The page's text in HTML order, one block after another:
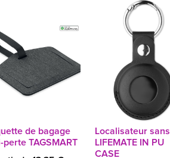
de bagage
perte TAGSMART
Localisateur sans
LIFEMATE IN PU
CASE